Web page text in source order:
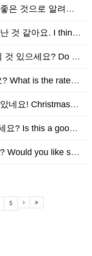
있어요. Maple sap is kn…
. I think I met Mr. Righ…
Do you want me to bri…
is the rate per night?
is just around t…
a good time to talk?
like something to s…
5